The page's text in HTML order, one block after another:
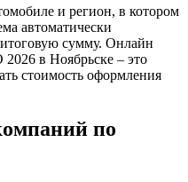
и регион, в котором
автоматически
сумму. Онлайн
в Ноябрьске – это
стоимость оформления
по